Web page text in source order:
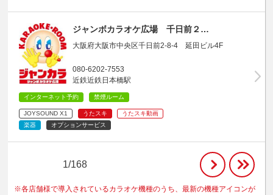
ジャンボカラオケ広場 千日前２…
大阪府大阪市中央区千日前2-8-4 延田ビル4F
080-6202-7553
近鉄近鉄日本橋駅
インターネット予約 禁煙ルーム
JOYSOUND X1 うたスキ
うたスキ動画
楽器
オプションサービス
1/168
※各店舗様で導入されているカラオケ機種のうち、最新の機種アイコンが